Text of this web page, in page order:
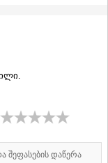
შეფასების დაწერა